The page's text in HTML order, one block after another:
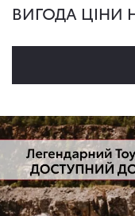
ВИГОДА ЦІНИ